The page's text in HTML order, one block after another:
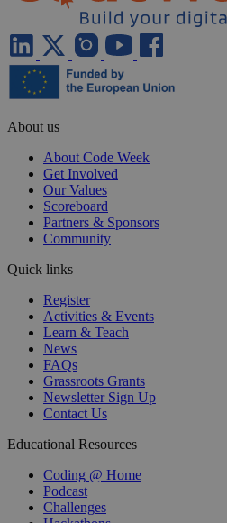
About us
About Code Week
Get Involved
Our Values
Scoreboard
Partners & Sponsors
Community
Quick links
Register
Activities & Events
Learn & Teach
News
FAQs
Grassroots Grants
Newsletter Sign Up
Contact Us
Educational Resources
Coding @ Home
Podcast
Challenges